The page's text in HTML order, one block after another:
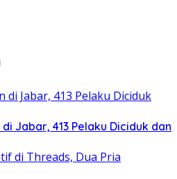
Jabar, 413 Pelaku Diciduk dan